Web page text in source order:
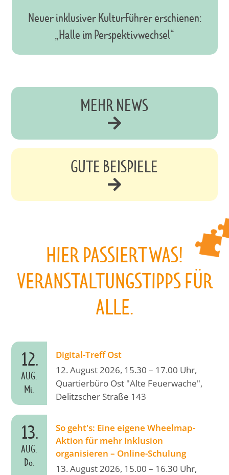
Neuer inklusiver Kulturführer erschienen:
„Halle im Perspektivwechsel“

MEHR NEWS

GUTE BEISPIELE
HIER PASSIERT WAS!
VERANSTALTUNGSTIPPS FÜR
ALLE.
12.
AUG.
Mi.
Digital-Treff Ost
12. August 2026, 15.30 – 17.00 Uhr,
Quartierbüro Ost "Alte Feuerwache",
Delitzscher Straße 143
13.
AUG.
Do.
So geht's: Eine eigene Wheelmap-
Aktion für mehr Inklusion
organisieren – Online-Schulung
13. August 2026, 15.00 – 16.30 Uhr,